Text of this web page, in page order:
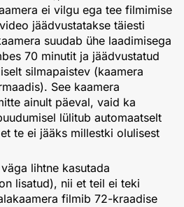
ei vilgu ega tee filmimise
jäädvustatakse täiesti
suudab ühe laadimisega
70 minutit ja jäädvustatud
silmapaistev (kaamera
See kaamera
ainult päeval, vaid ka
lülitub automaatselt
te ei jääks millestki olulisest
lihtne kasutada
lisatud), nii et teil ei teki
filmib 72-kraadise